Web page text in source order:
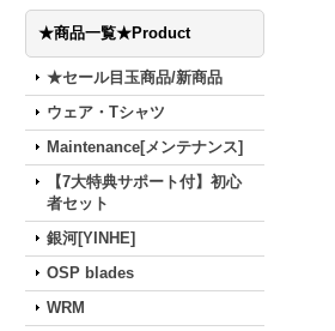
★商品一覧★Product
★セール目玉商品/新商品
ウェア・Tシャツ
Maintenance[メンテナンス]
【7大特典サポート付】初心
者セット
銀河[YINHE]
OSP blades
WRM